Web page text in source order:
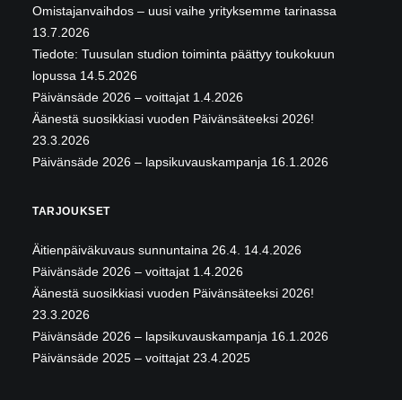
Omistajanvaihdos – uusi vaihe yrityksemme tarinassa
13.7.2026
Tiedote: Tuusulan studion toiminta päättyy toukokuun
lopussa 14.5.2026
Päivänsäde 2026 – voittajat 1.4.2026
Äänestä suosikkiasi vuoden Päivänsäteeksi 2026!
23.3.2026
Päivänsäde 2026 – lapsikuvauskampanja 16.1.2026
TARJOUKSET
Äitienpäiväkuvaus sunnuntaina 26.4. 14.4.2026
Päivänsäde 2026 – voittajat 1.4.2026
Äänestä suosikkiasi vuoden Päivänsäteeksi 2026!
23.3.2026
Päivänsäde 2026 – lapsikuvauskampanja 16.1.2026
Päivänsäde 2025 – voittajat 23.4.2025